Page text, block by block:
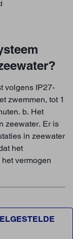
volgens IP27-
zwemmen, tot 1
b. Het
zeewater. Er is
in zeewater
het
vermogen